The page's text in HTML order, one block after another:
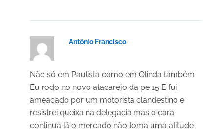
Antônio Francisco
Não só em Paulista como em Olinda também
Eu rodo no novo atacarejo da pe 15 E fui
ameaçado por um motorista clandestino e
resistrei queixa na delegacia mas o cara
continua lá o mercado não toma uma atitude